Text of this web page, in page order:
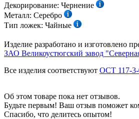
Декорирование: Чернение
Металл: Серебро
Тип ложек: Чайные
Изделие разработано и изготовлено
ЗАО Великоустюгский завод
Все изделия соответствуют ОСТ 117-3-
Об этом товаре пока нет отзывов.
Будьте первым! Ваш отзыв поможет
Спасибо, что делитесь опытом!